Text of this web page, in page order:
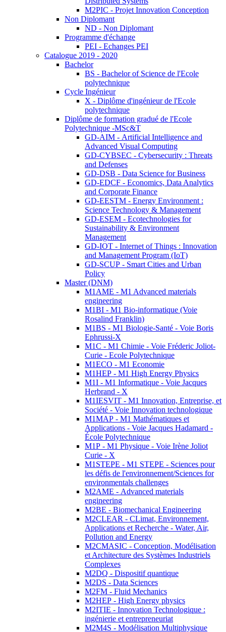
M2PIC - Projet Innovation Conception
Non Diplomant
ND - Non Diplomant
Programme d'échange
PEI - Echanges PEI
Catalogue 2019 - 2020
Bachelor
BS - Bachelor of Science de l'Ecole
polytechnique
Cycle Ingénieur
X - Diplôme d'ingénieur de l'Ecole
polytechnique
Diplôme de formation gradué de l'Ecole
Polytechnique -MSc&T
GD-AIM - Artificial Intelligence and
Advanced Visual Computing
GD-CYBSEC - Cybersecurity : Threats
and Defenses
GD-DSB - Data Science for Business
GD-EDCF - Economics, Data Analytics
and Corporate Finance
GD-EESTM - Energy Environment :
Science Technology & Management
GD-ESEM - Ecotechnologies for
Sustainability & Environment
Management
GD-IOT - Internet of Things : Innovation
and Management Program (IoT)
GD-SCUP - Smart Cities and Urban
Policy
Master (DNM)
M1AME - M1 Advanced materials
engineering
M1BI - M1 Bio-informatique (Voie
Rosalind Franklin)
M1BS - M1 Biologie-Santé - Voie Boris
Ephrussi-X
M1C - M1 Chimie - Voie Fréderic Joliot-
Curie - Ecole Polytechnique
M1ECO - M1 Economie
M1HEP - M1 High Energy Physics
M1I - M1 Informatique - Voie Jacques
Herbrand - X
M1IESVIT - M1 Innovation, Entreprise, et
Société - Voie Innovation technologique
M1MAP - M1 Mathématiques et
Applications - Voie Jacques Hadamard -
École Polytechnique
M1P - M1 Physique - Voie Irène Joliot
Curie - X
M1STEPE - M1 STEPE - Sciences pour
les défis de l'environnement/Sciences for
environmentals challenges
M2AME - Advanced materials
engineering
M2BE - Biomechanical Engineering
M2CLEAR - CLimat, Environnement,
Applications et Recherche - Water, Air,
Pollution and Energy
M2CMASIC - Conception, Modélisation
et Architecture des Systèmes Industriels
Complexes
M2DQ - Dispositif quantique
M2DS - Data Sciences
M2FM - Fluid Mechanics
M2HEP - High Energy physics
M2ITIE - Innovation Technologique :
ingénierie et entrepreneuriat
M2M4S - Modélisation Multiphysique